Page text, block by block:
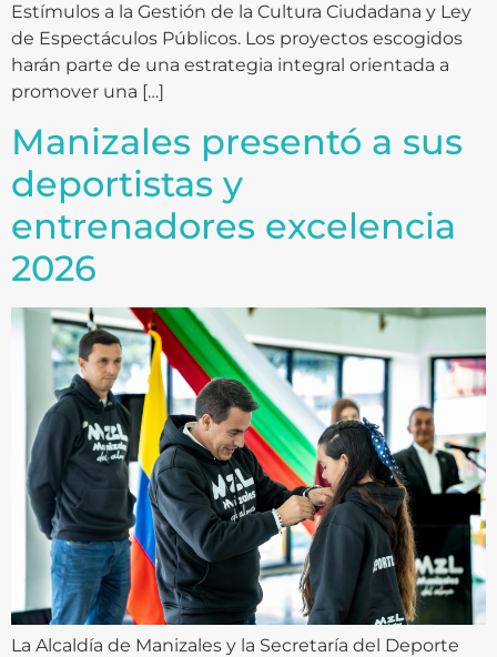
Estímulos a la Gestión de la Cultura Ciudadana y Ley
de Espectáculos Públicos. Los proyectos escogidos
harán parte de una estrategia integral orientada a
promover una […]
Manizales presentó a sus
deportistas y
entrenadores excelencia
2026
La Alcaldía de Manizales y la Secretaría del Deporte